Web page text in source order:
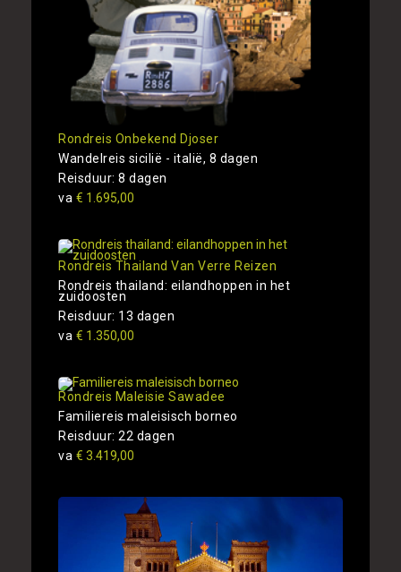
Rondreis Onbekend Djoser
Wandelreis sicilië - italië, 8 dagen
Reisduur: 8 dagen
va € 1.695,00
Rondreis Thailand Van Verre Reizen
Rondreis thailand: eilandhoppen in het
zuidoosten
Reisduur: 13 dagen
va € 1.350,00
Rondreis Maleisie Sawadee
Familiereis maleisisch borneo
Reisduur: 22 dagen
va € 3.419,00